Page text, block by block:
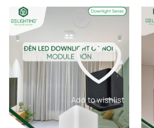
đến
Add to wishlist